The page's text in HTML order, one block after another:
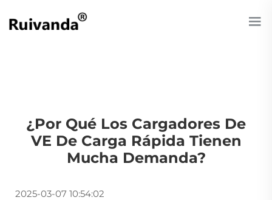
¿Por Qué Los Cargadores De
VE De Carga Rápida Tienen
Mucha Demanda?
2025-03-07 10:54:02